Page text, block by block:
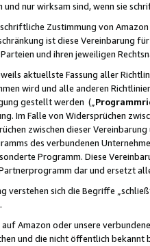
nur wirksam sind, wenn sie
Zustimmung von
ist diese Vereinbarung
und ihren jeweiligen
aktuellste Fassung aller
wird und alle anderen
gestellt werden („
Im Falle von Widersprüchen
zwischen dieser
des verbundenen
Programm. Diese
dar und ersetzt
verstehen sich die Begriffe
Amazon oder unsere
und die nicht öffentlich